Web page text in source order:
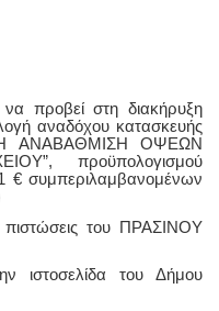
προβεί στη διακήρυξη
αναδόχου κατασκευής
ΑΝΑΒΑΘΜΙΣΗ ΟΨΕΩΝ
προϋπολογισμού
€ συμπεριλαμβανομένων
του ΠΡΑΣΙΝΟΥ
ιστοσελίδα του Δήμου